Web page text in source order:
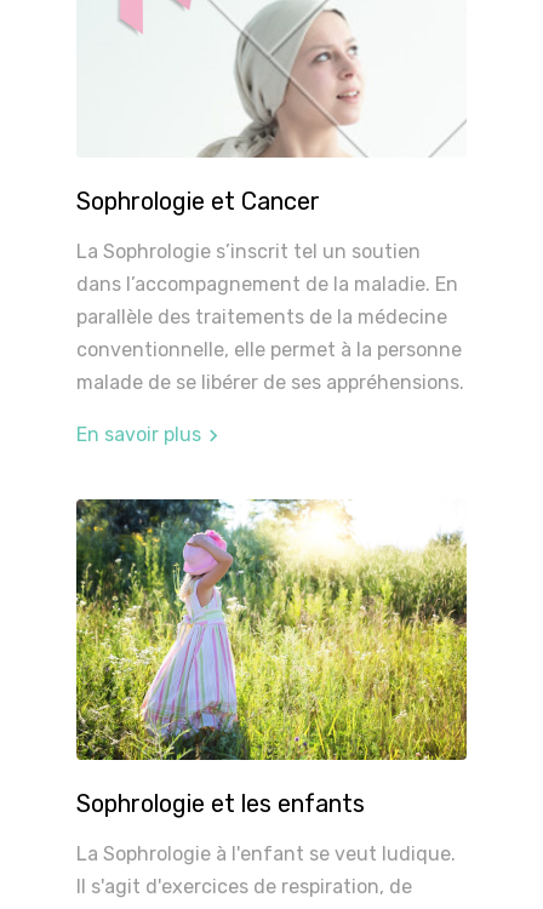
Sophrologie et Cancer
La Sophrologie s’inscrit tel un soutien
dans l’accompagnement de la maladie. En
parallèle des traitements de la médecine
conventionnelle, elle permet à la personne
malade de se libérer de ses appréhensions.
En savoir plus
Sophrologie et les enfants
La Sophrologie à l'enfant se veut ludique.
Il s'agit d'exercices de respiration, de